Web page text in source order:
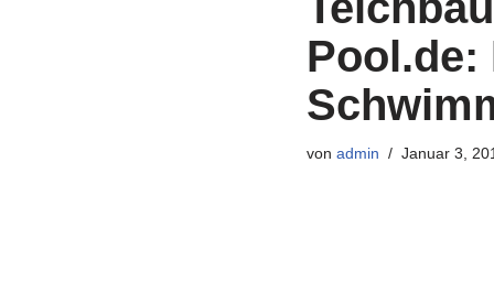
Pool.de:
von admin Januar 3,